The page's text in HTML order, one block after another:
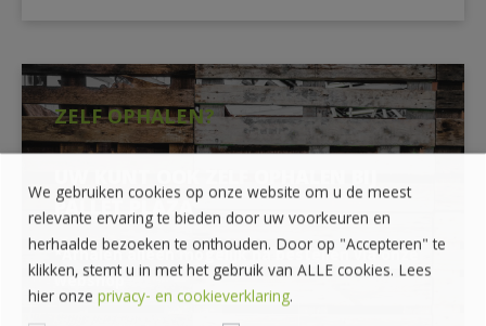
ZELF OPHALEN?
UW KUNT OOK ZELF OPHALEN BIJ
PALLET PLAZA
*Afhalen alleen mogelijk na bestellen via onze
webshop
We gebruiken cookies op onze website om u de meest
relevante ervaring te bieden door uw voorkeuren en
herhaalde bezoeken te onthouden. Door op "Accepteren" te
klikken, stemt u in met het gebruik van ALLE cookies. Lees
hier onze privacy- en cookieverklaring.